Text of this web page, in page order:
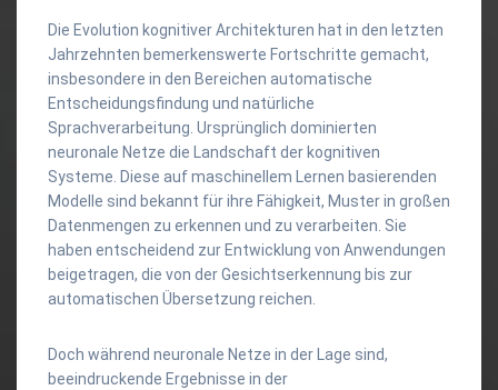
Die Evolution kognitiver Architekturen hat in den letzten
Jahrzehnten bemerkenswerte Fortschritte gemacht,
insbesondere in den Bereichen automatische
Entscheidungsfindung und natürliche
Sprachverarbeitung. Ursprünglich dominierten
neuronale Netze die Landschaft der kognitiven
Systeme. Diese auf maschinellem Lernen basierenden
Modelle sind bekannt für ihre Fähigkeit, Muster in großen
Datenmengen zu erkennen und zu verarbeiten. Sie
haben entscheidend zur Entwicklung von Anwendungen
beigetragen, die von der Gesichtserkennung bis zur
automatischen Übersetzung reichen.
Doch während neuronale Netze in der Lage sind,
beeindruckende Ergebnisse in der